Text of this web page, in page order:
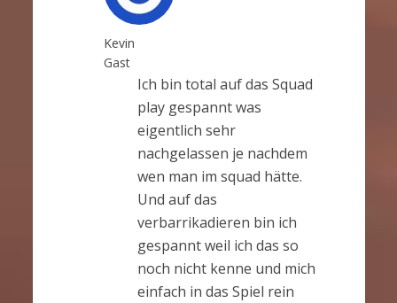
Kevin
Gast
Ich bin total auf das Squad
play gespannt was
eigentlich sehr
nachgelassen je nachdem
wen man im squad hätte.
Und auf das
verbarrikadieren bin ich
gespannt weil ich das so
noch nicht kenne und mich
einfach in das Spiel rein